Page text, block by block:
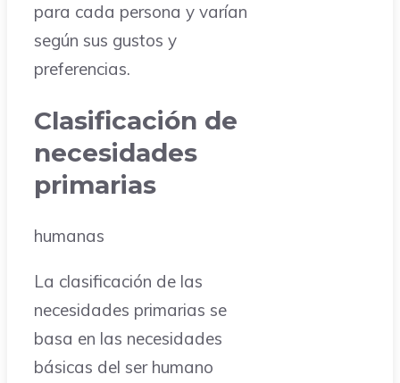
para cada persona y varían
según sus gustos y
preferencias.
Clasificación de
necesidades
primarias
humanas
La clasificación de las
necesidades primarias se
basa en las necesidades
básicas del ser humano